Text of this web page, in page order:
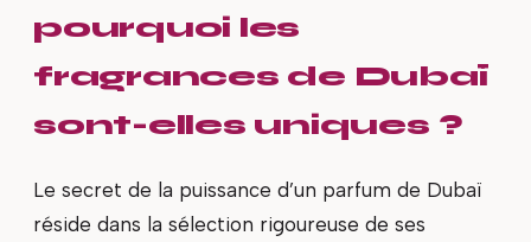
pourquoi les
fragrances de Dubaï
sont-elles uniques ?
Le secret de la puissance d’un parfum de Dubaï
réside dans la sélection rigoureuse de ses